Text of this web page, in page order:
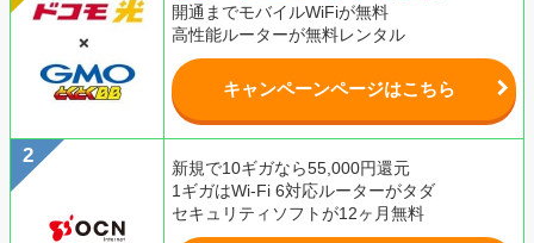
開通までモバイルWiFiが無料
高性能ルーターが無料レンタル
キャンペーンページはこちら
新規で10ギガなら55,000円還元
1ギガはWi-Fi 6対応ルーターがタダ
セキュリティソフトが12ヶ月無料